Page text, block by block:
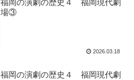
福岡の演劇の歴史４ 福岡現代劇
場③
2026.03.18
福岡の演劇の歴史４ 福岡現代劇